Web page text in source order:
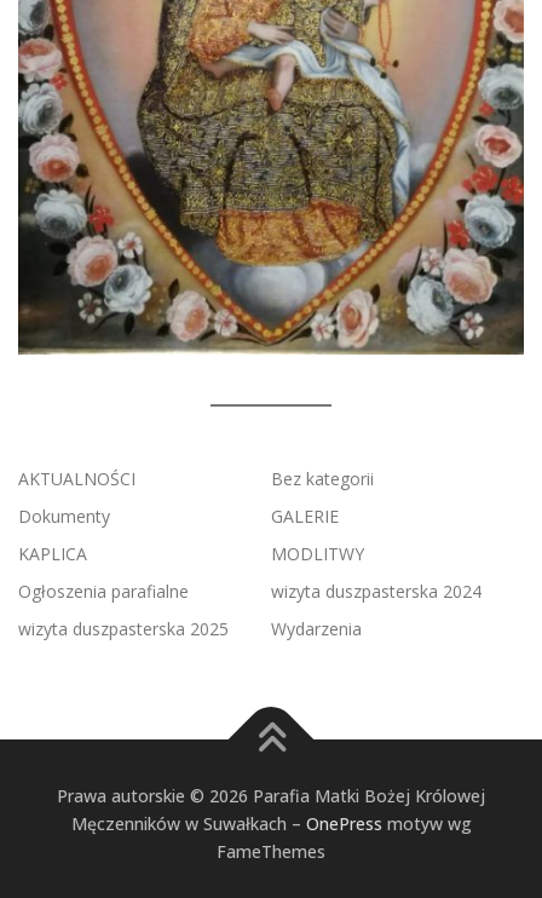
AKTUALNOŚCI
Bez kategorii
Dokumenty
GALERIE
KAPLICA
MODLITWY
Ogłoszenia parafialne
wizyta duszpasterska 2024
wizyta duszpasterska 2025
Wydarzenia
Prawa autorskie © 2026 Parafia Matki Bożej Królowej
Męczenników w Suwałkach – OnePress motyw wg
FameThemes